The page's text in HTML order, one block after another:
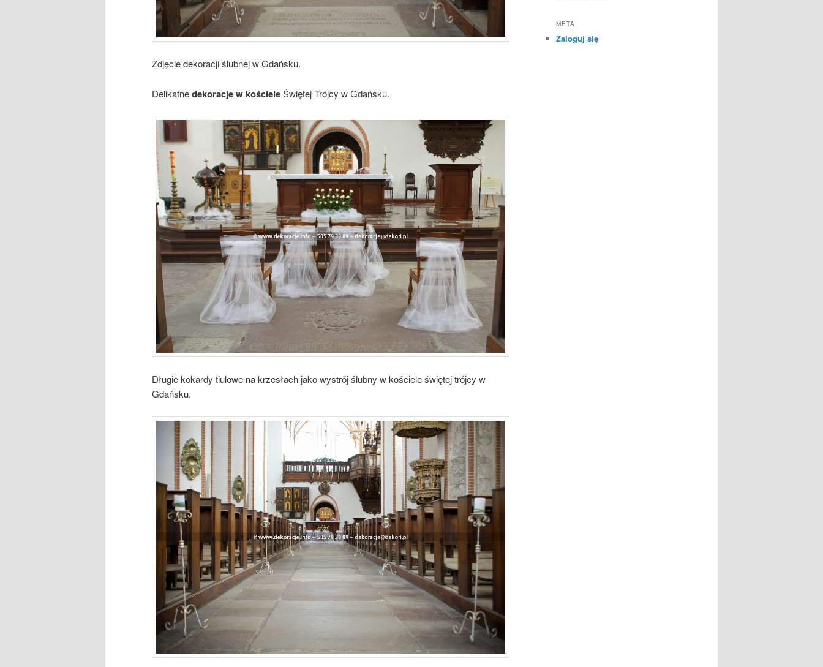
Zdjęcie dekoracji ślubnej w Gdańsku.
Delikatnedekoracje w kościeleŚwiętej Trójcy w Gdańsku.
Długie kokardy tiulowe na krzesłach jako wystrój ślubny w kościele świętej trójcy w
Gdańsku.
META
Zaloguj się